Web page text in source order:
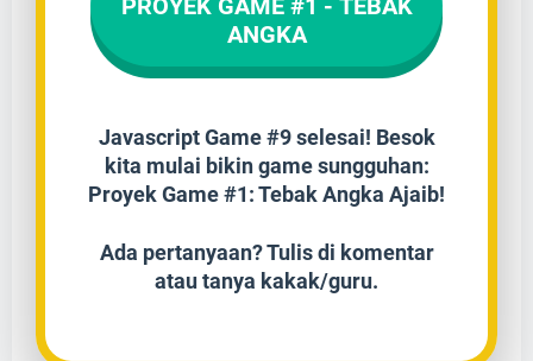
PROYEK GAME #1 - TEBAK
ANGKA
Javascript Game #9 selesai! Besok
kita mulai bikin game sungguhan:
Proyek Game #1: Tebak Angka Ajaib!
Ada pertanyaan? Tulis di komentar
atau tanya kakak/guru.